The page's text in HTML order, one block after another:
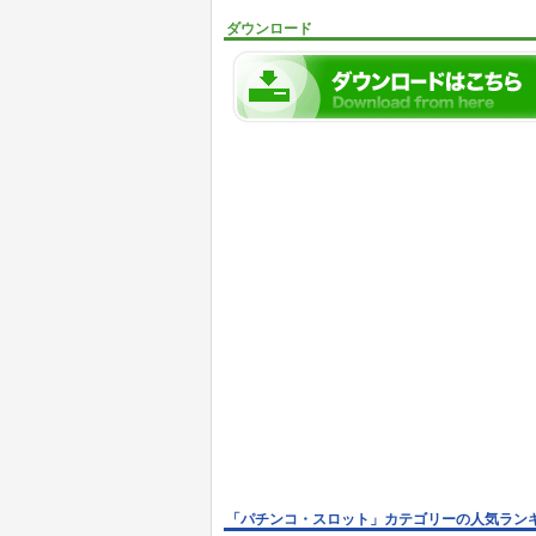
ダウンロード
「パチンコ・スロット」カテゴリーの人気ラン